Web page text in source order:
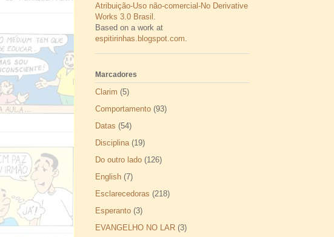
Atribuição-Uso não-comercial-No Derivative
Works 3.0 Brasil
Based on a work at
espitirinhas.blogspot.com
Marcadores
Clarim (5)
Comportamento (93)
Datas (54)
Disciplina (19)
Do outro lado (126)
English (7)
Esclarecedoras (218)
Esperanto (3)
EVANGELHO NO LAR (3)